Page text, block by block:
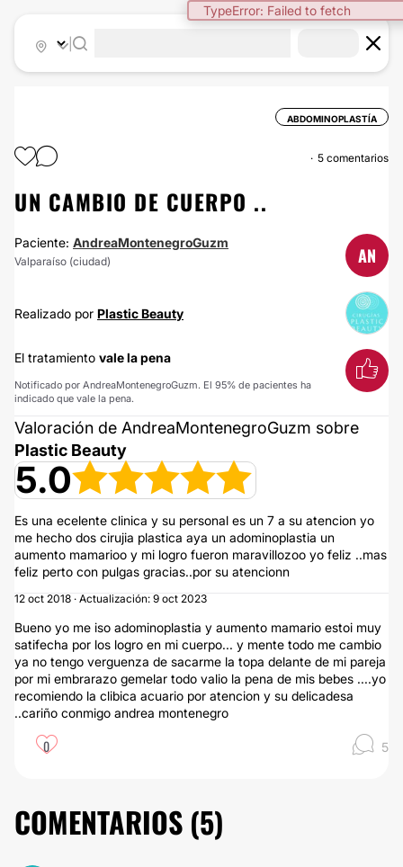
TypeError: Failed to fetch
ABDOMINOPLASTÍA
5 comentarios
UN CAMBIO DE CUERPO ..
Paciente: AndreaMontenegroGuzm
Valparaíso (ciudad) AN
Realizado por Plastic Beauty
El tratamiento vale la pena
Notificado por AndreaMontenegroGuzm. El 95% de pacientes ha
indicado que vale la pena.
Valoración de AndreaMontenegroGuzm sobre
Plastic Beauty
5.0
Es una ecelente clinica y su personal es un 7 a su atencion yo
me hecho dos cirujia plastica aya un adominoplastia un
aumento mamarioo y mi logro fueron maravillozoo yo feliz ..mas
feliz perto con pulgas gracias..por su atencionn
12 oct 2018 · Actualización: 9 oct 2023
Bueno yo me iso adominoplastia y aumento mamario estoi muy
satifecha por los logro en mi cuerpo... y mente todo me cambio
ya no tengo verguenza de sacarme la topa delante de mi pareja
por mi embrarazo gemelar todo valio la pena de mis bebes ....yo
recomiendo la clibica acuario por atencion y su delicadesa
..cariño conmigo andrea montenegro
0 5
COMENTARIOS (5)